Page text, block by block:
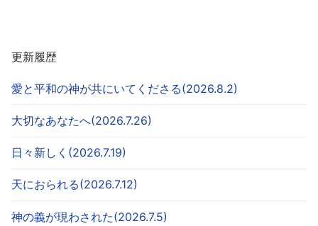
更新履歴
愛と平和の神が共にいてくださる(2026.8.2)
大切なあなたへ(2026.7.26)
日々新しく(2026.7.19)
天におられる(2026.7.12)
神の義が現わされた(2026.7.5)